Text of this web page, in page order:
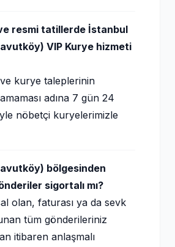
resmi tatillerde İstanbul
VIP Kurye hizmeti
kurye taleplerinin
adına 7 gün 24
nöbetçi kuryelerimizle
bölgesinden
sigortalı mı?
olan, faturası ya da sevk
tüm gönderileriniz
itibaren anlaşmalı